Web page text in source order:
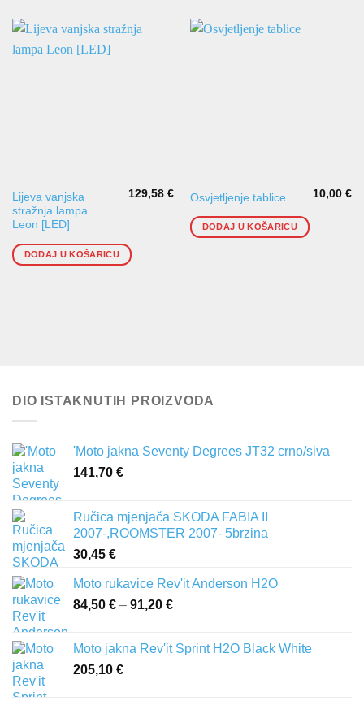
Lijeva vanjska
stražnja lampa
Leon [LED]
129,58€
DODAJ U KOŠARICU
Osvjetljenje tablice 10,00€
DODAJ U KOŠARICU
DIO ISTAKNUTIH PROIZVODA
'Moto jakna Seventy Degrees JT32 crno/siva
141,70 €
Ručica mjenjača SKODA FABIA II
2007-,ROOMSTER 2007- 5brzina
30,45 €
Moto rukavice Rev'it Anderson H2O
84,50 € – 91,20 €
84,50 €
Moto jakna Rev'it Sprint H2O Black White
205,10 €